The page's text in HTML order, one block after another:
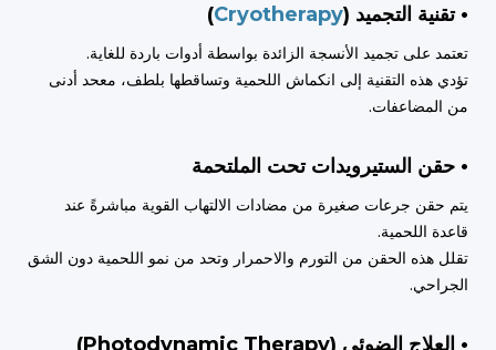
• تقنية التجميد (Cryotherapy
)
تعتمد على تجميد الأنسجة الزائدة بواسطة أدوات باردة للغاية.
تؤدي هذه التقنية إلى انكماش اللحمية وتساقطها بلطف، معحد أدنى
من المضاعفات.
• حقن الستيرويدات تحت الملتحمة
يتم حقن جرعات صغيرة من مضادات الالتهاب القوية مباشرةً عند
قاعدة اللحمية.
تقلل هذه الحقن من التورم والاحمرار وتحد من نمو اللحمية دون الشق
الجراحي.
• العلاج الضوئي (Photodynamic Therapy)